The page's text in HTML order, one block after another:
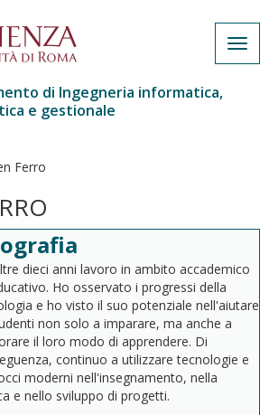
di Ingegneria informatica,
e gestionale
Ferro
dieci anni lavoro in ambito accademico
Ho osservato i progressi della
e ho visto il suo potenziale nell'aiutare
non solo a imparare, ma anche a
il loro modo di apprendere. Di
continuo a utilizzare tecnologie e
moderni nell'insegnamento, nella
e nello sviluppo di progetti.